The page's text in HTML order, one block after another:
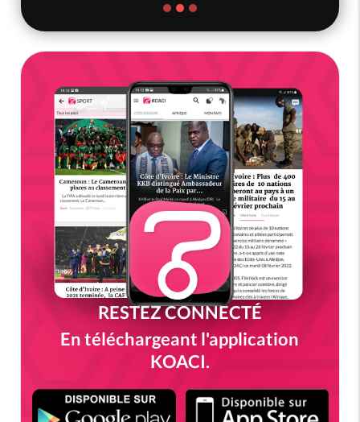
RESTEZ CONNECTÉ
En téléchargeant l'application
KOACI.